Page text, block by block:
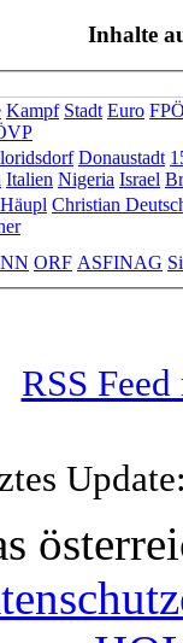
Inhalte
Kampf Stadt Euro
Donaustadt
Italien Nigeria Israel
Christian
ORF ASFINAG
RSS